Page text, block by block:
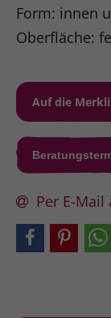
Form: innen
Oberfläche:
Per E-Mail